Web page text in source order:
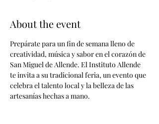
About the event
Prepárate para un fin de semana lleno de
creatividad, música y sabor en el corazón de
San Miguel de Allende. El Instituto Allende
te invita a su tradicional feria, un evento que
celebra el talento local y la belleza de las
artesanías hechas a mano.